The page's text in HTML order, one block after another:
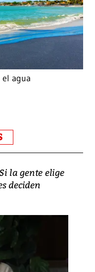
agua
la gente elige
deciden